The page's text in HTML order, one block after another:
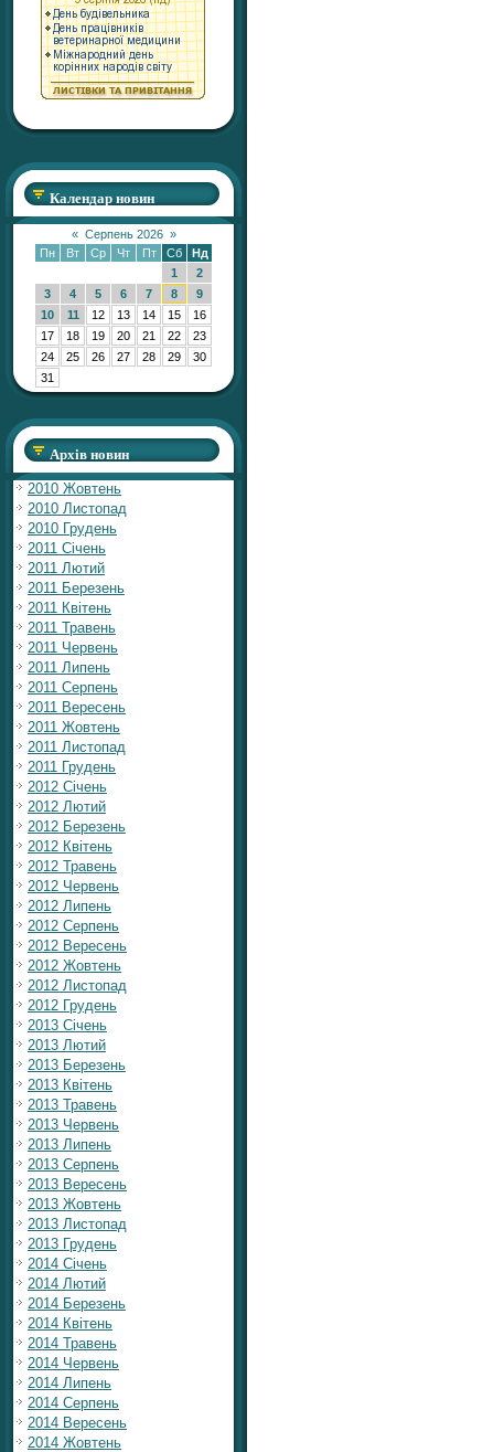
Календар новин
« Серпень 2026 »
Пн
Вт Ср Чт Пт Сб
Нд
1
2
3
4 5 6 7 8
9
10
11 12 13 14 15
16
17
18 19 20 21 22
23
24
25 26 27 28 29
30
31
Архів новин
2010 Жовтень
2010 Листопад
2010 Грудень
2011 Січень
2011 Лютий
2011 Березень
2011 Квітень
2011 Травень
2011 Червень
2011 Липень
2011 Серпень
2011 Вересень
2011 Жовтень
2011 Листопад
2011 Грудень
2012 Січень
2012 Лютий
2012 Березень
2012 Квітень
2012 Травень
2012 Червень
2012 Липень
2012 Серпень
2012 Вересень
2012 Жовтень
2012 Листопад
2012 Грудень
2013 Січень
2013 Лютий
2013 Березень
2013 Квітень
2013 Травень
2013 Червень
2013 Липень
2013 Серпень
2013 Вересень
2013 Жовтень
2013 Листопад
2013 Грудень
2014 Січень
2014 Лютий
2014 Березень
2014 Квітень
2014 Травень
2014 Червень
2014 Липень
2014 Серпень
2014 Вересень
2014 Жовтень